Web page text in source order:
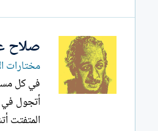
صلاح
مختارات
في كل
أتجول في
المتفتت